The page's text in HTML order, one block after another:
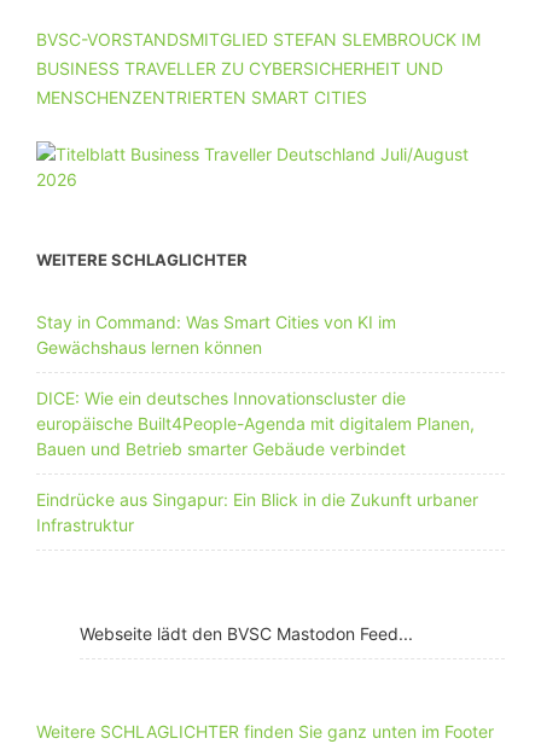
BVSC-VORSTANDSMITGLIED STEFAN SLEMBROUCK IM
BUSINESS TRAVELLER ZU CYBERSICHERHEIT UND
MENSCHENZENTRIERTEN SMART CITIES
WEITERE SCHLAGLICHTER
Stay in Command: Was Smart Cities von KI im
Gewächshaus lernen können
DICE: Wie ein deutsches Innovationscluster die
europäische Built4People-Agenda mit digitalem Planen,
Bauen und Betrieb smarter Gebäude verbindet
Eindrücke aus Singapur: Ein Blick in die Zukunft urbaner
Infrastruktur
Webseite lädt den BVSC Mastodon Feed...
Weitere SCHLAGLICHTER finden Sie ganz unten im Footer